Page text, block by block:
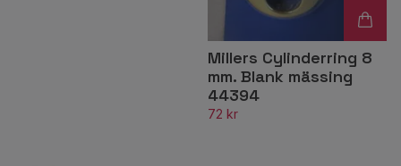
Millers Cylinderring 8
mm. Blank mässing
44394
72 kr